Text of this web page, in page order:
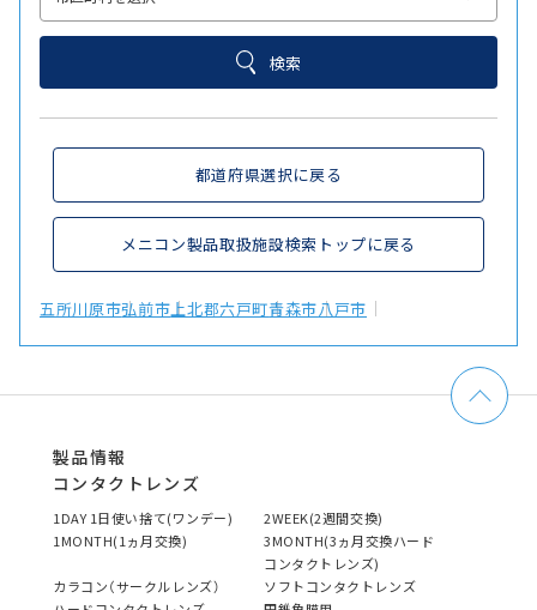
検索
都道府県選択に戻る
メニコン製品取扱施設検索トップに戻る
五所川原市弘前市上北郡六戸町青森市八戸市
製品情報
コンタクトレンズ
1DAY 1日使い捨て(ワンデー)
2WEEK(2週間交換)
1MONTH(1ヵ月交換)
3MONTH(3ヵ月交換ハード
コンタクトレンズ)
カラコン（サークルレンズ）
ソフトコンタクトレンズ